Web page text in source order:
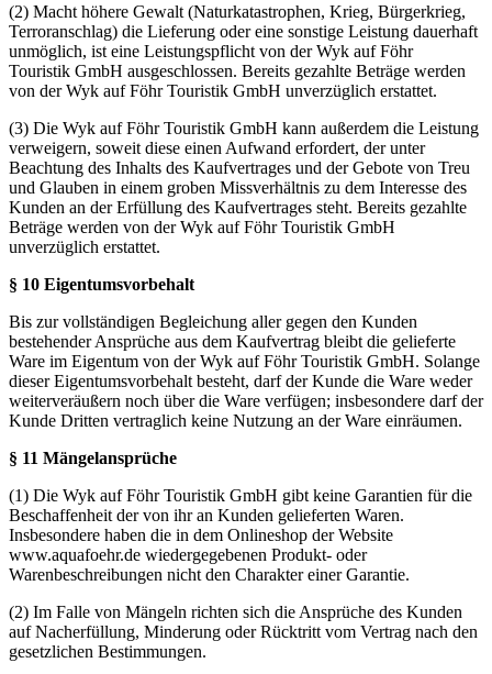
(2) Macht höhere Gewalt (Naturkatastrophen, Krieg, Bürgerkrieg,
Terroranschlag) die Lieferung oder eine sonstige Leistung dauerhaft
unmöglich, ist eine Leistungspflicht von der Wyk auf Föhr
Touristik GmbH ausgeschlossen. Bereits gezahlte Beträge werden
von der Wyk auf Föhr Touristik GmbH unverzüglich erstattet.
(3) Die Wyk auf Föhr Touristik GmbH kann außerdem die Leistung
verweigern, soweit diese einen Aufwand erfordert, der unter
Beachtung des Inhalts des Kaufvertrages und der Gebote von Treu
und Glauben in einem groben Missverhältnis zu dem Interesse des
Kunden an der Erfüllung des Kaufvertrages steht. Bereits gezahlte
Beträge werden von der Wyk auf Föhr Touristik GmbH
unverzüglich erstattet.
§ 10 Eigentumsvorbehalt
Bis zur vollständigen Begleichung aller gegen den Kunden
bestehender Ansprüche aus dem Kaufvertrag bleibt die gelieferte
Ware im Eigentum von der Wyk auf Föhr Touristik GmbH. Solange
dieser Eigentumsvorbehalt besteht, darf der Kunde die Ware weder
weiterveräußern noch über die Ware verfügen; insbesondere darf der
Kunde Dritten vertraglich keine Nutzung an der Ware einräumen.
§ 11 Mängelansprüche
(1) Die Wyk auf Föhr Touristik GmbH gibt keine Garantien für die
Beschaffenheit der von ihr an Kunden gelieferten Waren.
Insbesondere haben die in dem Onlineshop der Website
www.aquafoehr.de wiedergegebenen Produkt- oder
Warenbeschreibungen nicht den Charakter einer Garantie.
(2) Im Falle von Mängeln richten sich die Ansprüche des Kunden
auf Nacherfüllung, Minderung oder Rücktritt vom Vertrag nach den
gesetzlichen Bestimmungen.